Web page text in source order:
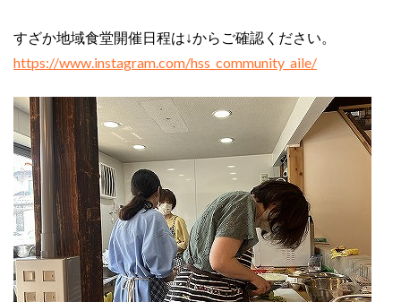
すざか地域食堂開催日程は↓からご確認ください。
https://www.instagram.com/hss_community_aile/